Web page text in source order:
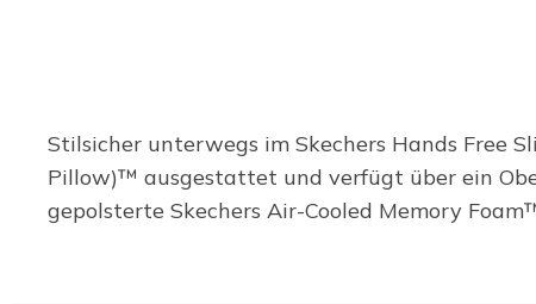
Stilsicher unterwegs im Skechers Hands Free
Pillow)™ ausgestattet und verfügt über ein
gepolsterte Skechers Air-Cooled Memory